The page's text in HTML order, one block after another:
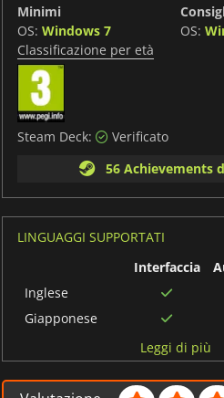
Minimi
OS: Windows 7
OS:
Classificazione per età
Steam Deck:
Verificato
56 Achievements
LINGUAGGI SUPPORTATI
Interfaccia
Inglese
Giapponese
semplificato
Leggi di più